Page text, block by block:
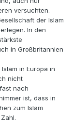
versuchten.
der Islam
In den
in Großbritannien
in Europa in
nicht
nach
ist, dass in
zum Islam